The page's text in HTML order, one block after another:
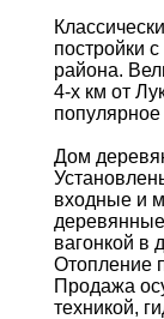
постройки
района.
4-х км от
Дом
входные и
вагонкой в
Отопление
Продажа
техникой,